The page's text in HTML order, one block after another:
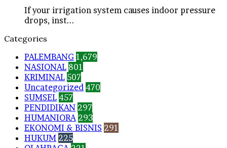
If your irrigation system causes indoor pressure
drops, inst...
Categories
PALEMBANG 1,679
NASIONAL 801
KRIMINAL 507
Uncategorized 470
SUMSEL 457
PENDIDIKAN 297
HUMANIORA 293
EKONOMI & BISNIS 291
HUKUM 225